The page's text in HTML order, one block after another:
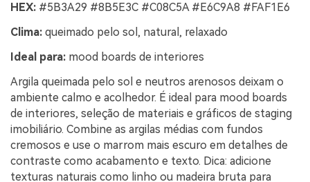
HEX: #5B3A29 #8B5E3C #C08C5A #E6C9A8 #FAF1E6
Clima: queimado pelo sol, natural, relaxado
Ideal para: mood boards de interiores
Argila queimada pelo sol e neutros arenosos deixam o
ambiente calmo e acolhedor. É ideal para mood boards
de interiores, seleção de materiais e gráficos de staging
imobiliário. Combine as argilas médias com fundos
cremosos e use o marrom mais escuro em detalhes de
contraste como acabamento e texto. Dica: adicione
texturas naturais como linho ou madeira bruta para